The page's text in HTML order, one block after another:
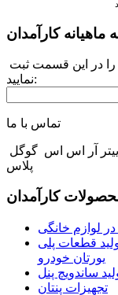
ماهیانه کارآمدان
نمایید:
تماس با ما
آر اس اس گوگل
پلاس
کارآمدان
لوازم خانگی
قطعات پلی
یورتان خودرو
ساندویچ پنل
تجهیزات پنتان